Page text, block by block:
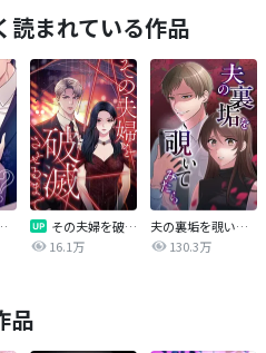
読まれている作品
まれますか？
その夫婦を破滅させるまで
16.1万
夫の裏垢を覗いてみたら
130.3万
品